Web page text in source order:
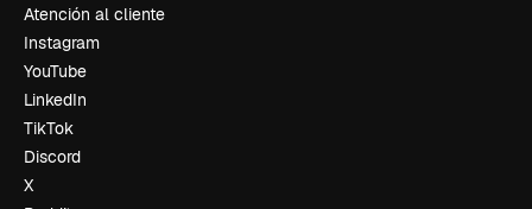
Atención al cliente
Instagram
YouTube
LinkedIn
TikTok
Discord
X